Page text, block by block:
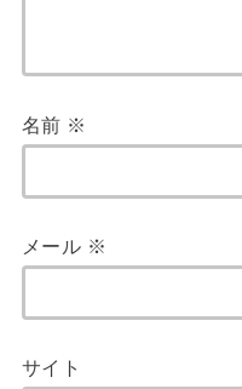
名前 ※
メール ※
サイト